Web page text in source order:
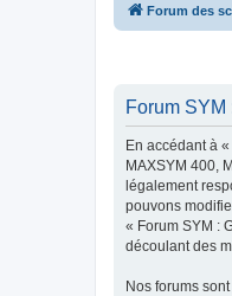
Forum des
Forum
En accédant à
MAXSYM 400,
légalement
pouvons
« Forum SYM :
découlant des
Nos forums